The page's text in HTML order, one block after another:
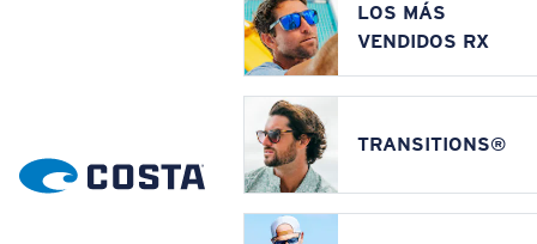
LOS MÁS
VENDIDOS RX
TRANSITIONS®